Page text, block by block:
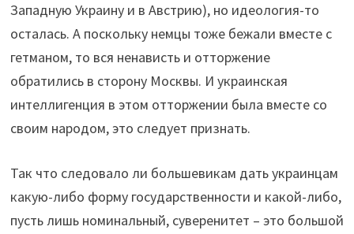
Западную Украину и в Австрию), но идеология-то
осталась. А поскольку немцы тоже бежали вместе с
гетманом, то вся ненависть и отторжение
обратились в сторону Москвы. И украинская
интеллигенция в этом отторжении была вместе со
своим народом, это следует признать.
Так что следовало ли большевикам дать украинцам
какую-либо форму государственности и какой-либо,
пусть лишь номинальный, суверенитет – это большой